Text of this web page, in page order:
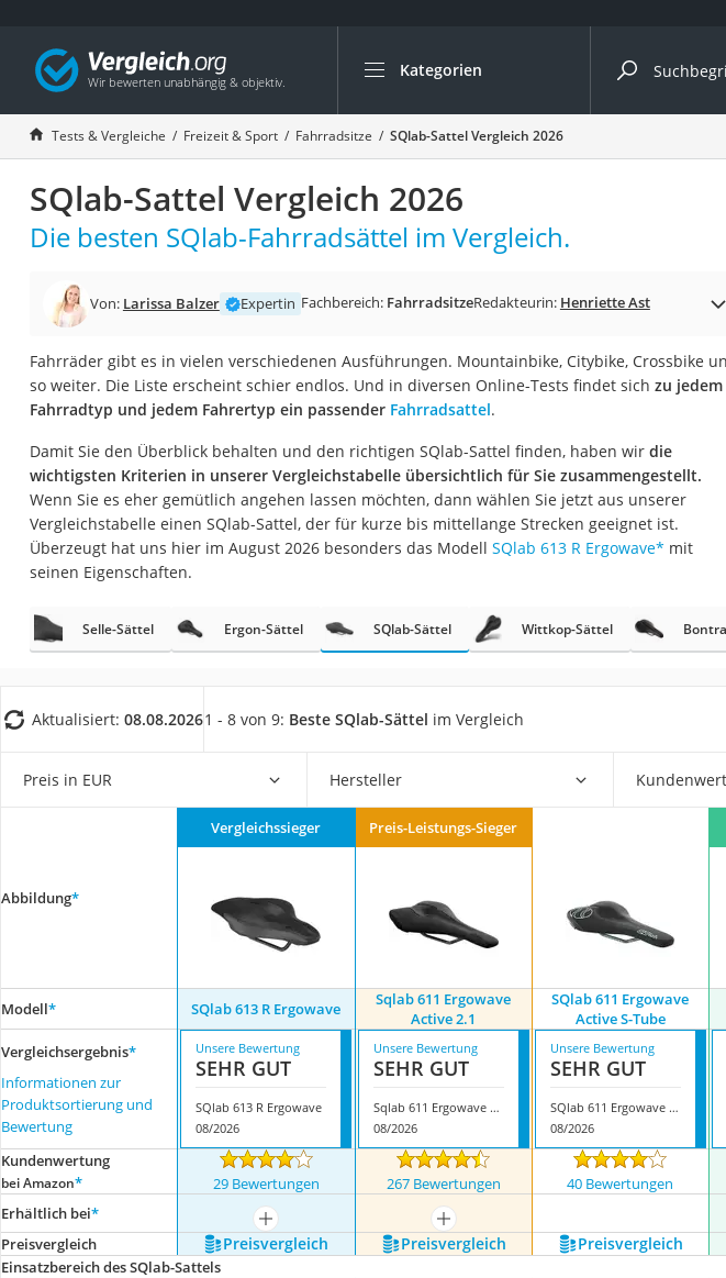
Kategorien
Die beliebtesten Vergleiche nach Kategorie
Freizeit & Sport
Gartentrampolin
Trampolin
Metalldetektor
Eufab-Fahrradträger
Trampolin 366 cm
Aluminium-Koffer
Futterboot
E-Bike-Dreirad
Trekkingschuhe Herren
Reisetasche mit Rollen
Nachtsichtgerät
Handgepäck-Koffer
Wanderschuhe Herren
Sicherheitsweste Reiten
Tests & Vergleiche Freizeit & Sport Fahrradsitze SQlab-Sattel Vergleich 2026
SQlab-Sattel Vergleich 2026
Die besten SQlab-Fahrradsättel im Vergleich.
Von: Larissa Balzer Expertin Fachbereich: FahrradsitzeRedakteurin: Henriette Ast
Fahrräder gibt es in vielen verschiedenen Ausführungen. Mountainbike, Citybike, Crossbike
so weiter. Die Liste erscheint schier endlos. Und in diversen Online-Tests findet sich zu jedem
Fahrradtyp und jedem Fahrertyp ein passender Fahrradsattel.
Damit Sie den Überblick behalten und den richtigen SQlab-Sattel finden, haben wir die
wichtigsten Kriterien in unserer Vergleichstabelle übersichtlich für Sie zusammengestellt.
Wenn Sie es eher gemütlich angehen lassen möchten, dann wählen Sie jetzt aus unserer
Vergleichstabelle einen SQlab-Sattel, der für kurze bis mittellange Strecken geeignet ist.
Überzeugt hat uns hier im August 2026 besonders das Modell SQlab 613 R Ergowave* mit
seinen Eigenschaften.
Selle-Sättel Ergon-Sättel SQlab-Sättel Wittkop-Sättel
Aktualisiert: 08.08.20261 - 8 von 9: Beste SQlab-Sättel im Vergleich
Preis in EUR Hersteller
Abbildung*
Vergleichssieger Preis-Leistungs-Sieger
Modell* SQlab 613 R Ergowave
Sqlab 611 Ergowave
Active 2.1
SQlab 611 Ergowave
Active S-Tube
Vergleichsergebnis*
Informationen zur
Produktsortierung und
Bewertung
Unsere Bewertung
SEHR GUT
SQlab 613 R Ergowave
08/2026
Unsere Bewertung
SEHR GUT
Sqlab 611 Ergowave Active 2.1
08/2026
Unsere Bewertung
SEHR GUT
SQlab 611 Ergowave Active S-Tube
08/2026
Kundenwertung
bei Amazon* 29 Bewertungen 267 Bewertungen 40 Bewertungen
Erhältlich bei*
mehr anzeigen mehr anzeigen
Preis­vergleich
Preis­vergleich Preis­vergleich Preis­vergleich
Einsatzbereich des SQlab-Sattels